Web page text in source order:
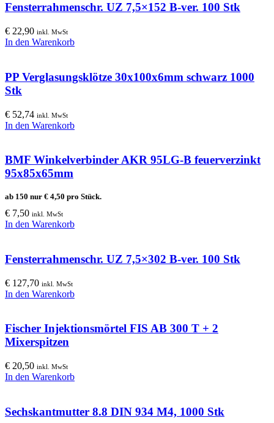
Fensterrahmenschr. UZ 7,5×152 B-ver. 100 Stk
€ 22,90 inkl. MwSt
In den Warenkorb
PP Verglasungsklötze 30x100x6mm schwarz 1000
Stk
€ 52,74 inkl. MwSt
In den Warenkorb
BMF Winkelverbinder AKR 95LG-B feuerverzinkt
95x85x65mm
ab 150 nur € 4,50 pro Stück.
€ 7,50 inkl. MwSt
In den Warenkorb
Fensterrahmenschr. UZ 7,5×302 B-ver. 100 Stk
€ 127,70 inkl. MwSt
In den Warenkorb
Fischer Injektionsmörtel FIS AB 300 T + 2
Mixerspitzen
€ 20,50 inkl. MwSt
In den Warenkorb
Sechskantmutter 8.8 DIN 934 M4, 1000 Stk